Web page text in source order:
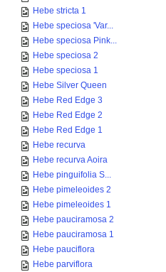
Hebe stricta 1
Hebe speciosa 'Var...
Hebe speciosa Pink...
Hebe speciosa 2
Hebe speciosa 1
Hebe Silver Queen
Hebe Red Edge 3
Hebe Red Edge 2
Hebe Red Edge 1
Hebe recurva
Hebe recurva Aoira
Hebe pinguifolia S...
Hebe pimeleoides 2
Hebe pimeleoides 1
Hebe pauciramosa 2
Hebe pauciramosa 1
Hebe pauciflora
Hebe parviflora